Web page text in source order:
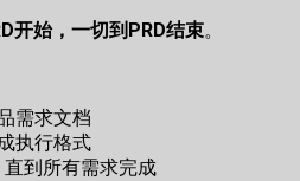
开始，一切到PRD结束。
需求文档
执行格式
直到所有需求完成